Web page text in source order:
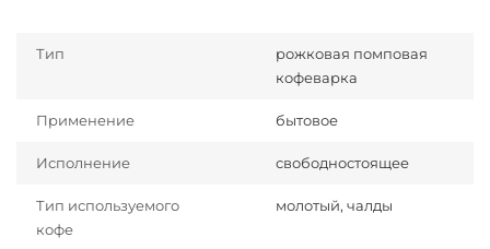
Тип
рожковая помповая
кофеварка
Применение бытовое
Исполнение свободностоящее
Тип используемого
кофе
молотый, чалды